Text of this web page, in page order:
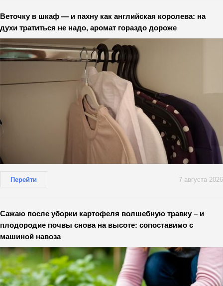
Веточку в шкаф — и пахну как английская королева: на
духи тратиться не надо, аромат гораздо дороже
Перейти 7 августа 2026
Сажаю после уборки картофеля волшебную травку – и
плодородие почвы снова на высоте: сопоставимо с
машиной навоза